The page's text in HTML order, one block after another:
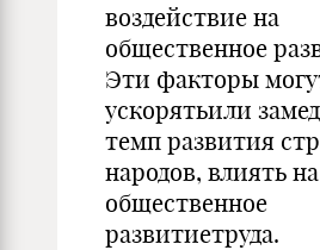
воздействие на
общественное
Эти факторы
ускорятьили
темп развития
народов, влиять на
общественное
развитиетруда.